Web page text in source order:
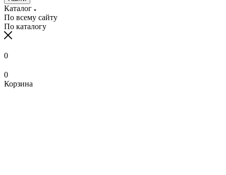
Каталог
По всему сайту
По каталогу
0
0
Корзина